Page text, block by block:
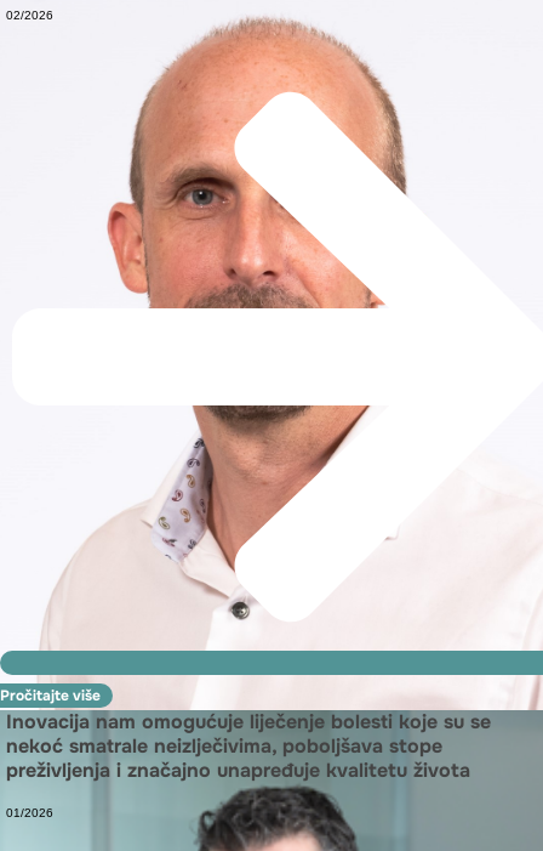
02/2026
Pročitajte više
Inovacija nam omogućuje liječenje bolesti koje su se
nekoć smatrale neizlječivima, poboljšava stope
preživljenja i značajno unapređuje kvalitetu života
01/2026